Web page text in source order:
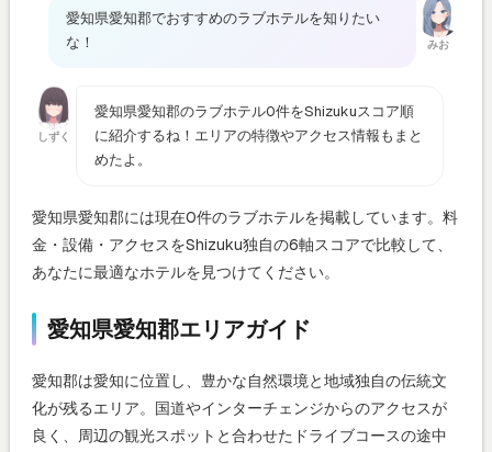
みお
愛知県愛知郡でおすすめのラブホテルを知りたい
な！
しずく
愛知県愛知郡のラブホテル0件をShizukuスコア順
に紹介するね！エリアの特徴やアクセス情報もまと
めたよ。
愛知県愛知郡には現在0件のラブホテルを掲載しています。料
金・設備・アクセスをShizuku独自の6軸スコアで比較して、
あなたに最適なホテルを見つけてください。
愛知県愛知郡エリアガイド
愛知郡は愛知に位置し、豊かな自然環境と地域独自の伝統文
化が残るエリア。国道やインターチェンジからのアクセスが
良く、周辺の観光スポットと合わせたドライブコースの途中